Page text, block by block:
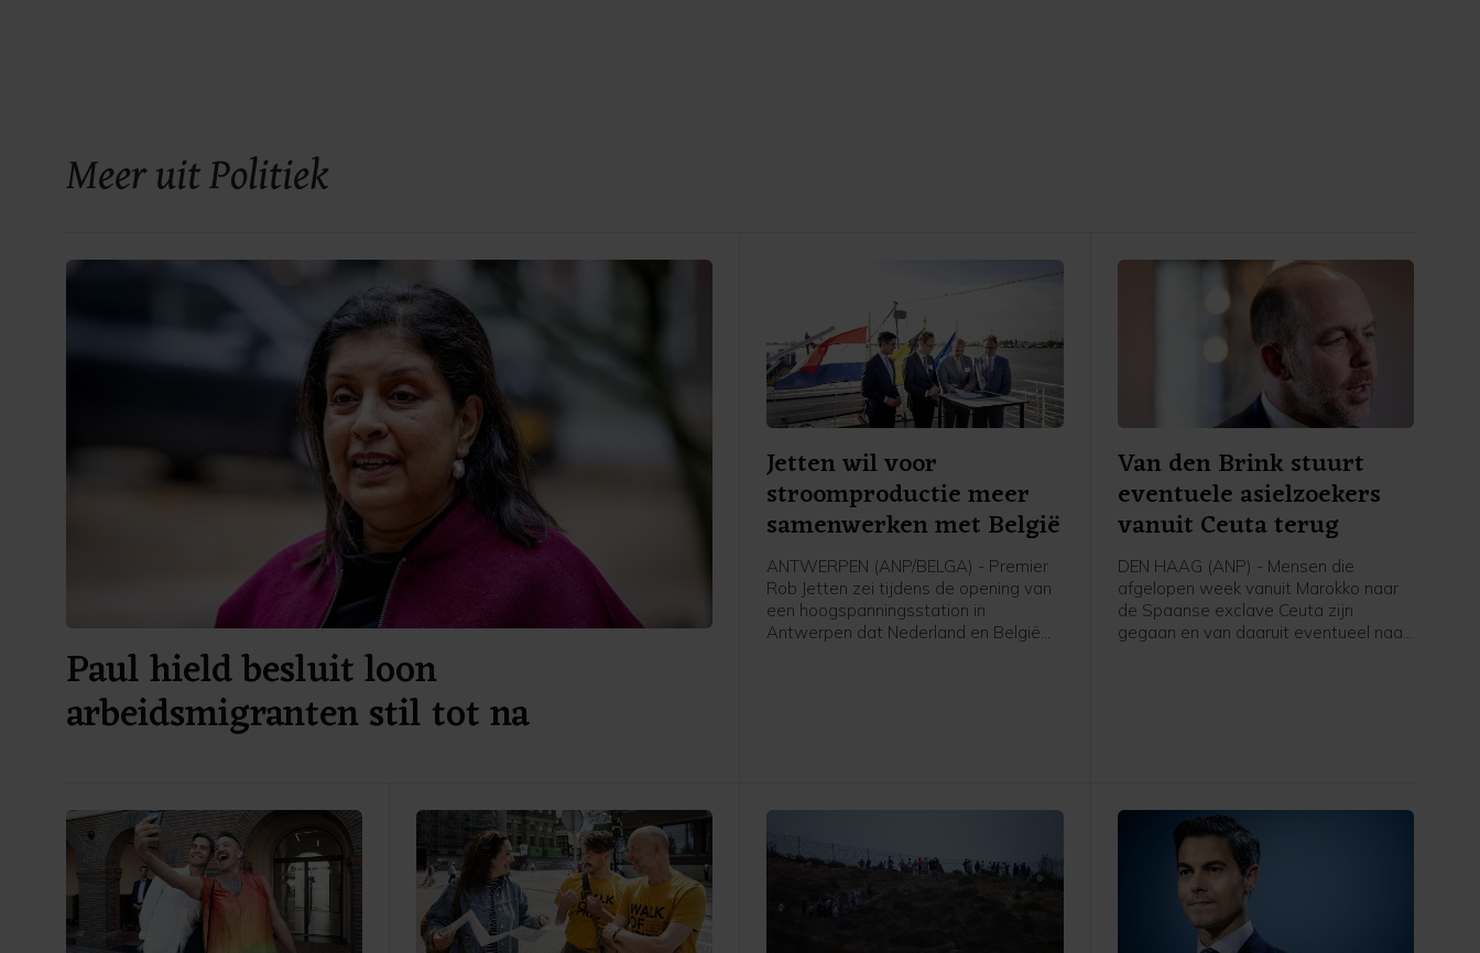
Meer uit Politiek
Paul hield besluit loon
arbeidsmigranten stil tot na
Jetten wil voor
stroomproductie meer
samenwerken met België
ANTWERPEN (ANP/BELGA) - Premier
Rob Jetten zei tijdens de opening van
een hoogspanningsstation in
Antwerpen dat Nederland en België
Van den Brink stuurt
eventuele asielzoekers
vanuit Ceuta terug
DEN HAAG (ANP) - Mensen die
afgelopen week vanuit Marokko naar
de Spaanse exclave Ceuta zijn
gegaan en van daaruit eventueel naar
ander land.